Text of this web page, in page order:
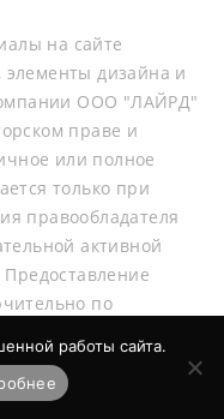
на сайте
дизайна и
ООО "ЛАЙРД"
праве и
или полное
только при
правообладателя
активной
по
работы сайта.